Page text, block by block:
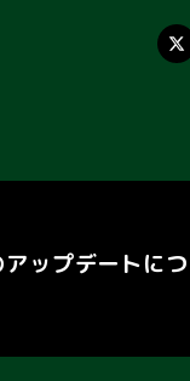
X
ップデートにつ